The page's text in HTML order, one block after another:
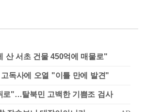
산 서초 건물 450억에 매물로"
독사에 오열 "이틀 만에 발견"
로"…탈북민 고백한 기쁨조 검사